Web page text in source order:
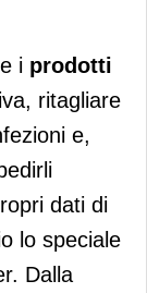
i prodotti
ritagliare
e,
dati di
lo speciale
Dalla